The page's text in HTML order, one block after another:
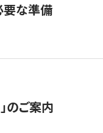
要な準備
のご案内